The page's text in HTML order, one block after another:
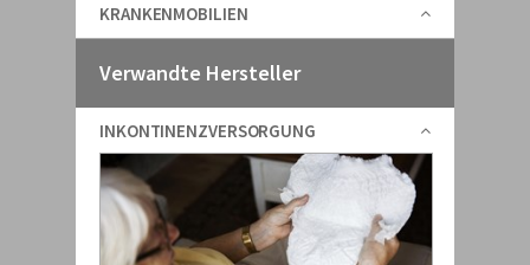
KRANKENMOBILIEN
Verwandte Hersteller
INKONTINENZVERSORGUNG